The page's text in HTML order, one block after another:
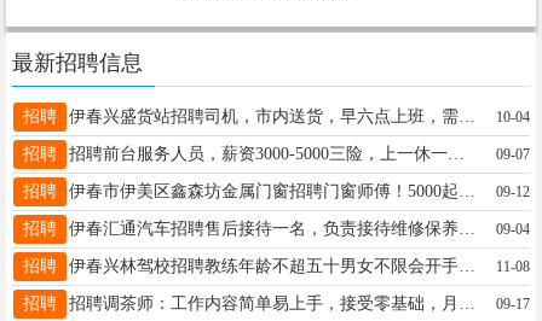
最新招聘信息
招聘 伊春兴盛货站招聘司机，市内送货，早六点上班，需要装卸，长期工作，工资5000+长期工作联系电话：13796480723张13796480723 10-04
招聘 招聘前台服务人员，薪资3000-5000三险，上一休一，提供员工餐，夜间有休息室；招聘夜间安保人员要求会水电，薪资面议陈19190787555 09-07
招聘 09-12
招聘 伊春汇通汽车招聘售后接待一名，负责接待维修保养质保的客户，要求会开车，学习力，执行力强，有汽车相关行业从业经验者优先。待遇优厚，交养老保险，月休2天，中午管餐，工作时间早八到晚五点半。联系电话13339489579王先生13339489579 09-04
招聘 伊春兴林驾校招聘教练年龄不超五十男女不限会开手动挡车性格好语言表达能力强13766757520李先生13766757520 11-08
招聘 09-17